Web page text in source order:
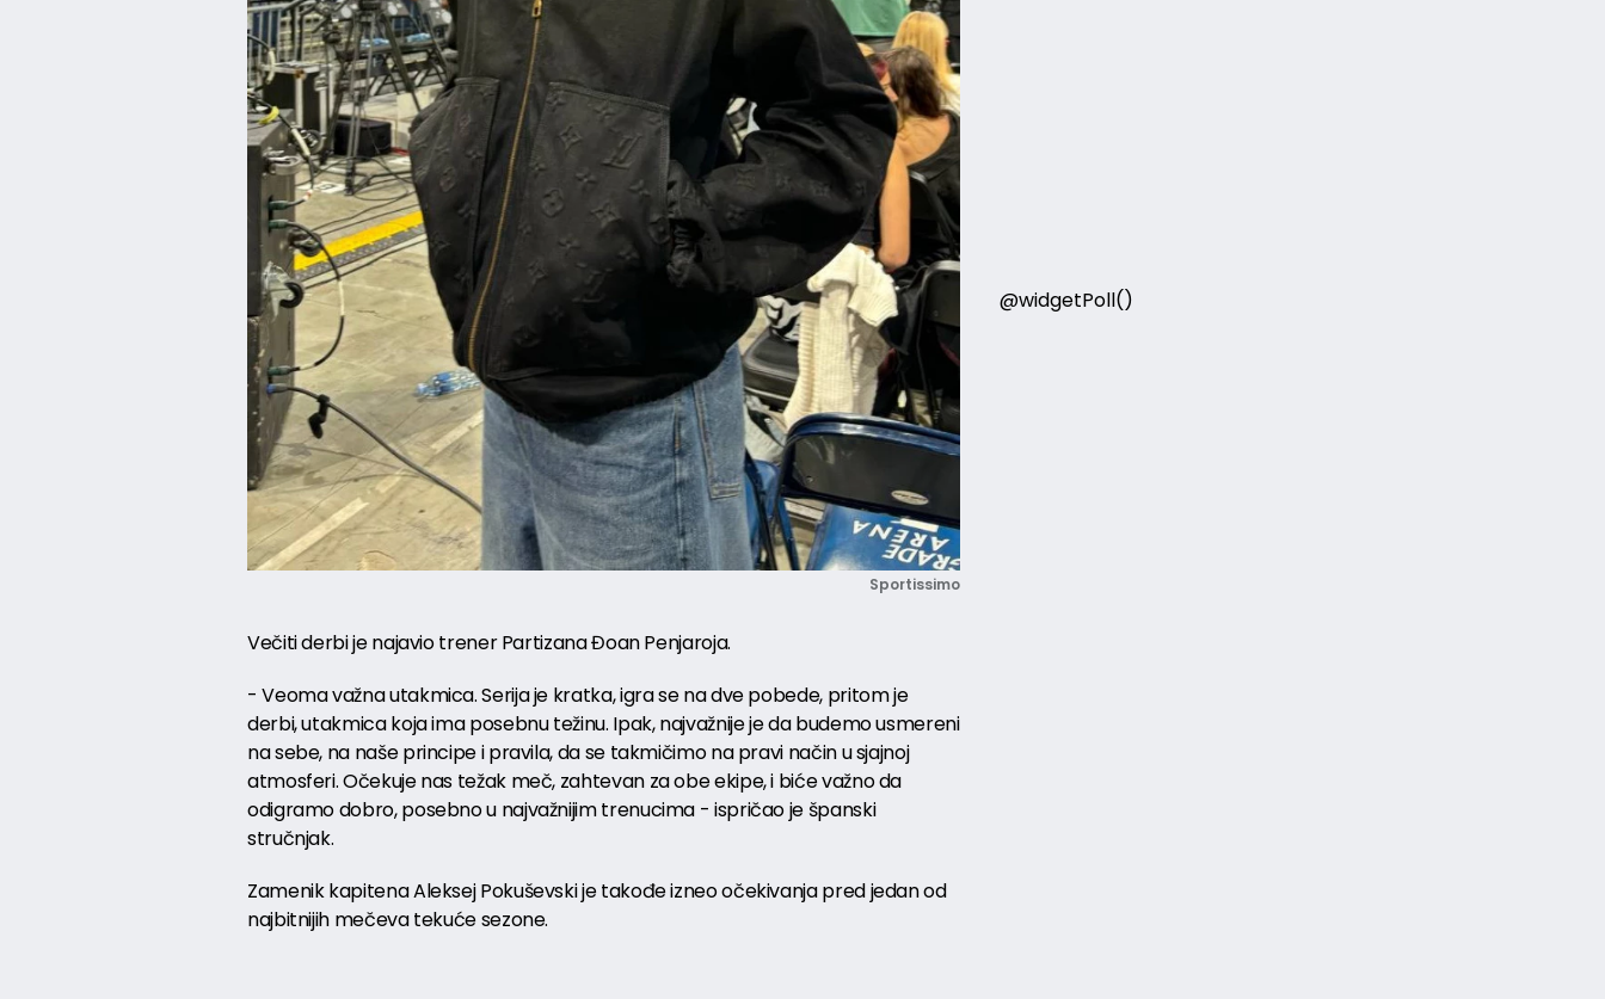
Sportissimo
Večiti derbi je najavio trener Partizana Đoan Penjaroja.
- Veoma važna utakmica. Serija je kratka, igra se na dve pobede, pritom je
derbi, utakmica koja ima posebnu težinu. Ipak, najvažnije je da budemo usmereni
na sebe, na naše principe i pravila, da se takmičimo na pravi način u sjajnoj
atmosferi. Očekuje nas težak meč, zahtevan za obe ekipe, i biće važno da
odigramo dobro, posebno u najvažnijim trenucima - ispričao je španski
stručnjak.
Zamenik kapitena Aleksej Pokuševski je takođe izneo očekivanja pred jedan od
najbitnijih mečeva tekuće sezone.
@widgetPoll()